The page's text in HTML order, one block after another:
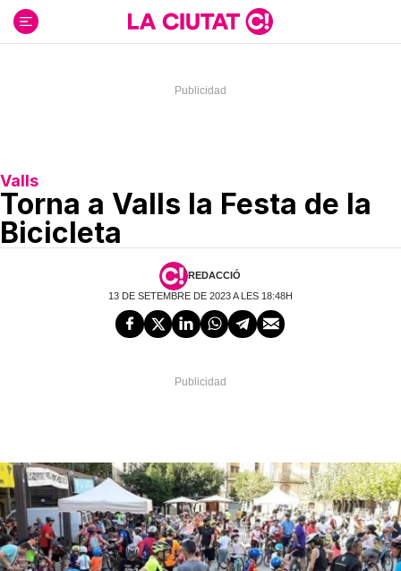
contenido
Valls
Torna a Valls la Festa de la
Bicicleta
REDACCIÓ
13 DE SETEMBRE DE 2023 A LES 18:48H